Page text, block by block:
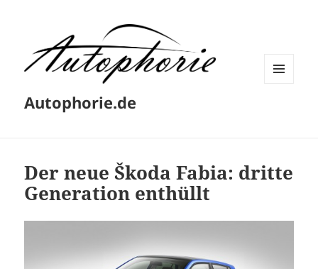
Autophorie.de
Der neue Škoda Fabia: dritte
Generation enthüllt